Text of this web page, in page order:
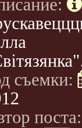
съемки: